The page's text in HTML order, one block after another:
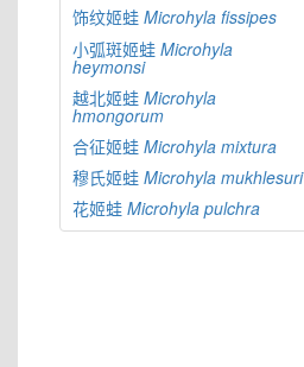
饰纹姬蛙 Microhyla fissipes
小弧斑姬蛙 Microhyla
heymonsi
越北姬蛙 Microhyla
hmongorum
合征姬蛙 Microhyla mixtura
穆氏姬蛙 Microhyla mukhlesuri
花姬蛙 Microhyla pulchra